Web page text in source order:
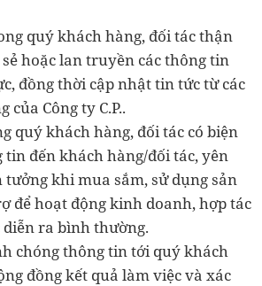
quý khách hàng, đối tác thận
hoặc lan truyền các thông tin
đồng thời cập nhật tin tức từ các
Công ty C.P..
quý khách hàng, đối tác có biện
đến khách hàng/đối tác, yên
khi mua sắm, sử dụng sản
để hoạt động kinh doanh, hợp tác
ra bình thường.
chóng thông tin tới quý khách
đồng kết quả làm việc và xác